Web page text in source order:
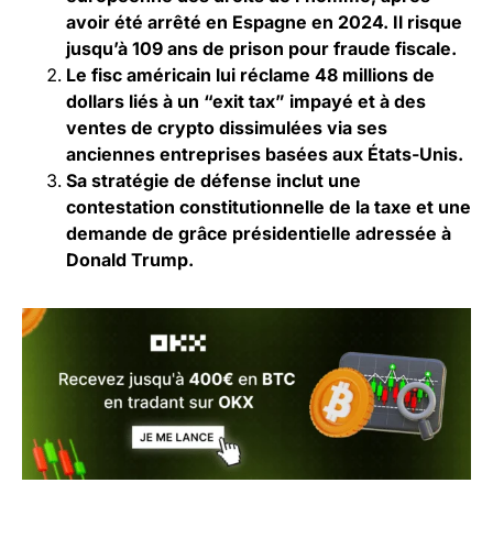
avoir été arrêté en Espagne en 2024. Il risque
jusqu’à 109 ans de prison pour fraude fiscale.
Le fisc américain lui réclame 48 millions de
dollars liés à un “exit tax” impayé et à des
ventes de crypto dissimulées via ses
anciennes entreprises basées aux États-Unis.
Sa stratégie de défense inclut une
contestation constitutionnelle de la taxe et une
demande de grâce présidentielle adressée à
Donald Trump.